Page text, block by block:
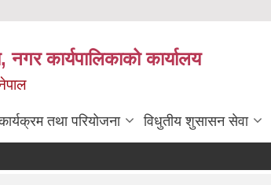
कार्यपालिकाको कार्यालय
तथा परियोजना विधुतीय शुसासन सेवा